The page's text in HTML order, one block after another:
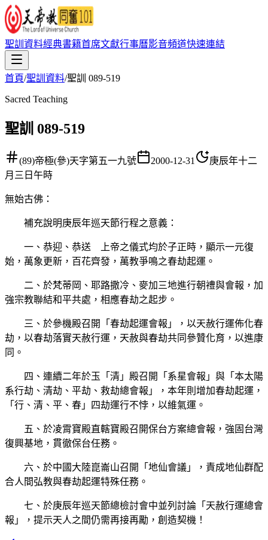
聖訓資料經典書籍首席文獻行事曆影音頻道快速連結
首頁/聖訓資料/聖訓 089-519
Sacred Teaching
聖訓 089-519
(89)帝極(參)天字第五一九號 2000-12-31
庚辰年十二
月三日午時
無始古佛 ：
補充說明庚辰年巡天節行程之意義：
一、恭迎、恭送 上帝之儀式均於子正時，顯示一元復
始，萬象更新，百花齊發，萬教爭鳴之春劫起運。
二、於梵蒂岡、耶路撒冷、麥加三地進行朝禮與會報，加
強宗教聯結和平共處，相應春劫之起步。
三、於參機殿召開「春劫起運會報」，以天赦行運佈化春
劫，以春劫落實天赦行運，天赦與春劫共同參贊化育，以進康
同。
四、連續二年於玉「清」殿召開「系星會報」與「本太陽
系行劫、清劫、平劫、救劫總會報」，本年則增加春劫起運，
「行、清、平、春」四劫運行不悖，以維氣運。
五、於凌霄寶殿直轄寶殿召開保台方案總會報，強固台灣
復興基地，貫徹保台任務。
六、於中國大陸崑崙山召開「地仙會議」，責成地仙群配
合人間弘教與春劫起運特殊任務。
七、於庚辰年巡天節總檢討會中並列討論「天赦行運總會
報」，提示天人之間仍需再接再勵，創造契機！